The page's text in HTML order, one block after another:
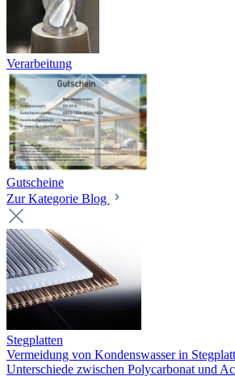
Verarbeitung
Gutscheine
Zur Kategorie Blog
Stegplatten
Vermeidung von Kondenswasser in
Unterschiede zwischen Polycarbonat und